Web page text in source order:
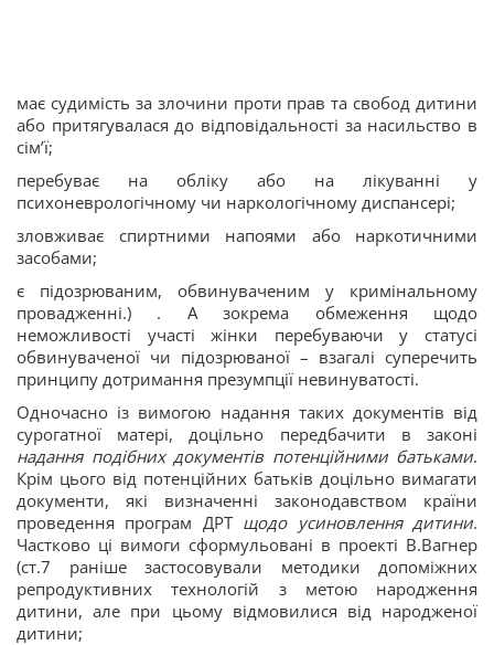
має судимість за злочини проти прав та свобод дитини
або притягувалася до відповідальності за насильство в
сім’ї;
перебуває на обліку або на лікуванні у
психоневрологічному чи наркологічному диспансері;
зловживає спиртними напоями або наркотичними
засобами;
є підозрюваним, обвинуваченим у кримінальному
провадженні.) . А зокрема обмеження щодо
неможливості участі жінки перебуваючи у статусі
обвинуваченої чи підозрюваної – взагалі суперечить
принципу дотримання презумпції невинуватості.
Одночасно із вимогою надання таких документів від
сурогатної матері, доцільно передбачити в законі
надання подібних документів потенційними батьками.
Крім цього від потенційних батьків доцільно вимагати
документи, які визначенні законодавством країни
проведення програм ДРТ щодо усиновлення дитини.
Частково ці вимоги сформульовані в проекті В.Вагнер
(ст.7 раніше застосовували методики допоміжних
репродуктивних технологій з метою народження
дитини, але при цьому відмовилися від народженої
дитини;